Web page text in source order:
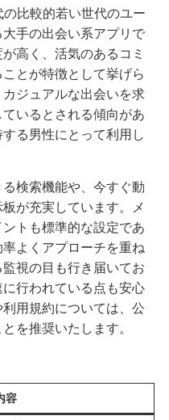
比較的若い世代のユー
手の出会い系アプリで
高く、活気のあるコミ
とが特徴として挙げら
ジュアルな出会いを求
いるとされる傾向があ
る男性にとって利用し
検索機能や、今すぐ動
が充実しています。メ
トも標準的な設定であ
よくアプローチを重ね
視の目も行き届いてお
行われている点も安心
用規約については、公
を推奨いたします。
容